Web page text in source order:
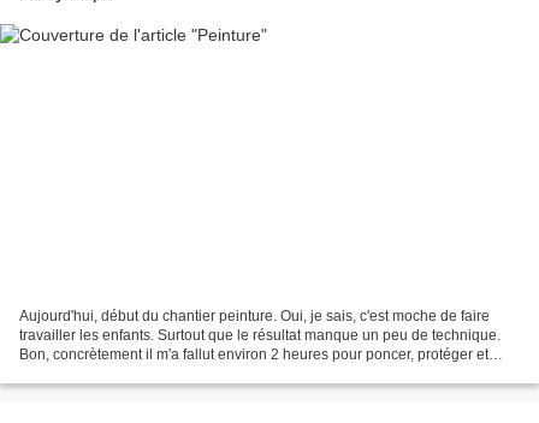
Aujourd'hui, début du chantier peinture. Oui, je sais, c'est moche de faire
travailler les enfants. Surtout que le résultat manque un peu de technique.
Bon, concrètement il m'a fallut environ 2 heures pour poncer, protéger et